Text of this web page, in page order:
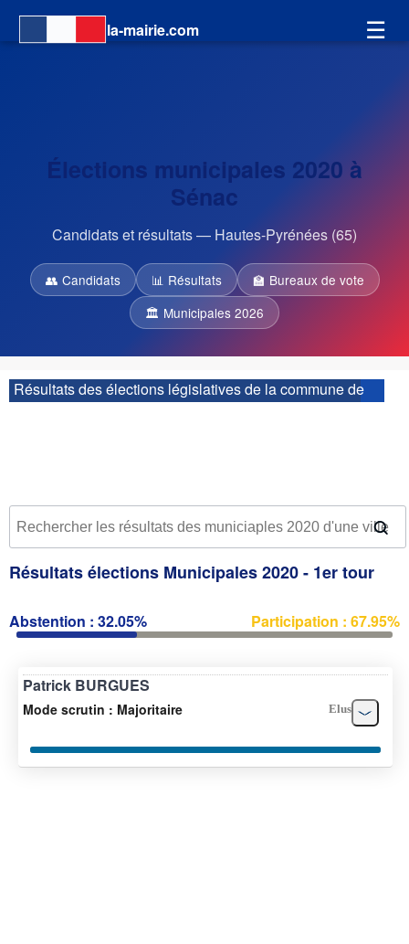
la-mairie.com ☰
Élections municipales 2020 à
Sénac
Candidats et résultats — Hautes-Pyrénées (65)
👥 Candidats 📊 Résultats
🏫 Bureaux de vote
🏛 Municipales 2026
Résultats des élections législatives de la commune de
Sénac :| 2ème circonscription
Résultats élections Municipales 2020 - 1er tour
Abstention : 32.05% Participation : 67.95%
Patrick BURGUES
Mode scrutin : Majoritaire Elus